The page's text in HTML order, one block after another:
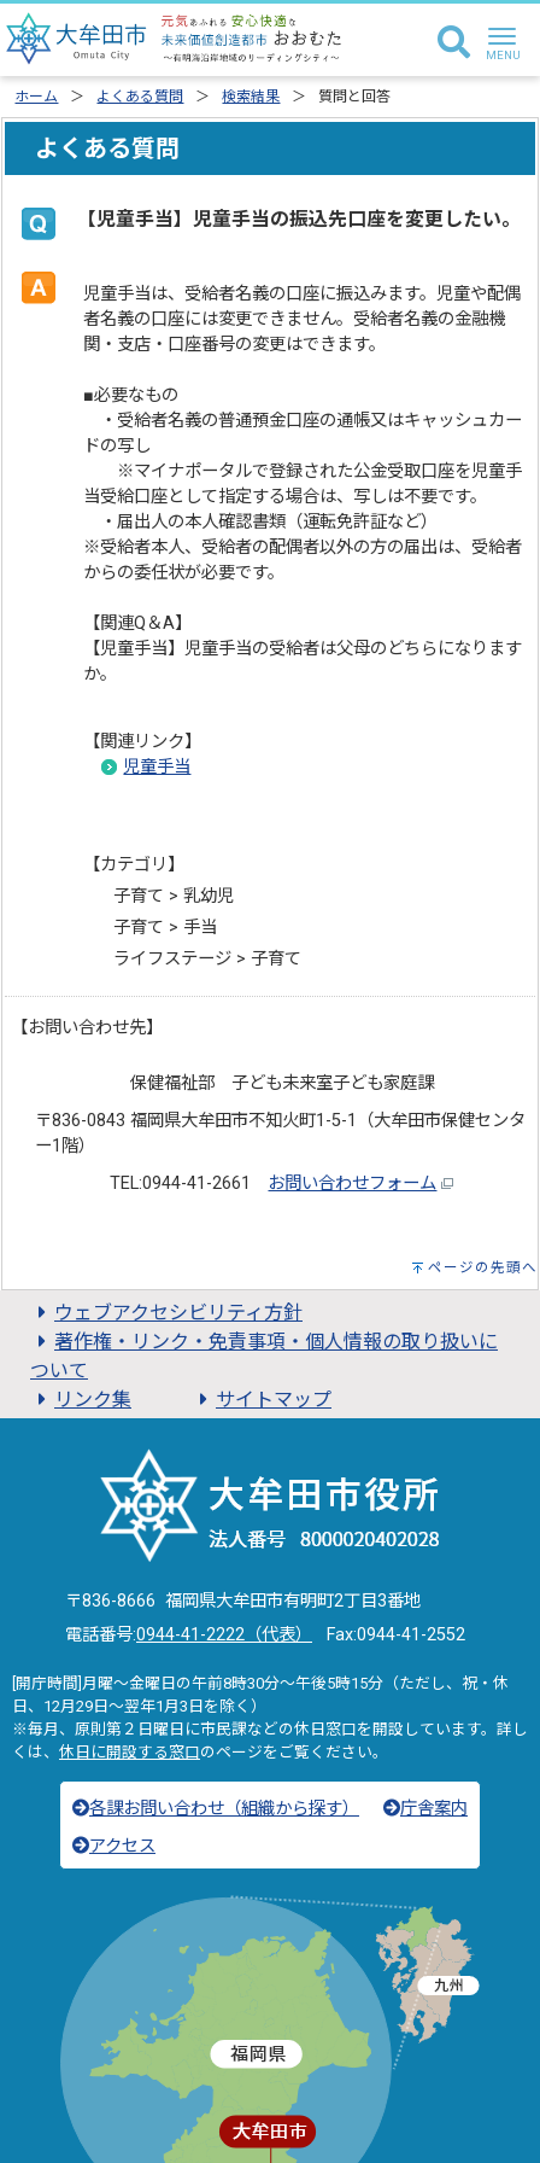
ホーム よくある質問 検索結果 質問と回答
よくある質問
【児童手当】児童手当の振込先口座を変更したい。
児童手当は、受給者名義の口座に振込みます。児童や配偶
者名義の口座には変更できません。受給者名義の金融機
関・支店・口座番号の変更はできます。
■必要なもの
・受給者名義の普通預金口座の通帳又はキャッシュカー
ドの写し
※マイナポータルで登録された公金受取口座を児童手
当受給口座として指定する場合は、写しは不要です。
・届出人の本人確認書類（運転免許証など）
※受給者本人、受給者の配偶者以外の方の届出は、受給者
からの委任状が必要です。
【関連Q＆A】
【児童手当】児童手当の受給者は父母のどちらになります
か。
【関連リンク】
児童手当
【カテゴリ】
子育て > 乳幼児
子育て > 手当
ライフステージ > 子育て
【お問い合わせ先】
保健福祉部 子ども未来室子ども家庭課
〒836-0843 福岡県大牟田市不知火町1-5-1（大牟田市保健センタ
ー1階）
TEL:0944-41-2661
お問い合わせフォーム
ページの先頭へ
ウェブアクセシビリティ方針
著作権・リンク・免責事項・個人情報の取り扱いに
ついて
リンク集
サイトマップ
〒836-8666 福岡県大牟田市有明町2丁目3番地
電話番号:0944-41-2222（代表） Fax:0944-41-2552
[開庁時間]月曜～金曜日の午前8時30分～午後5時15分（ただし、祝・休
日、12月29日～翌年1月3日を除く）
※毎月、原則第２日曜日に市民課などの休日窓口を開設しています。詳し
くは、 休日に開設する窓口のページをご覧ください。
各課お問い合わせ（組織から探す）
庁舎案内
アクセス